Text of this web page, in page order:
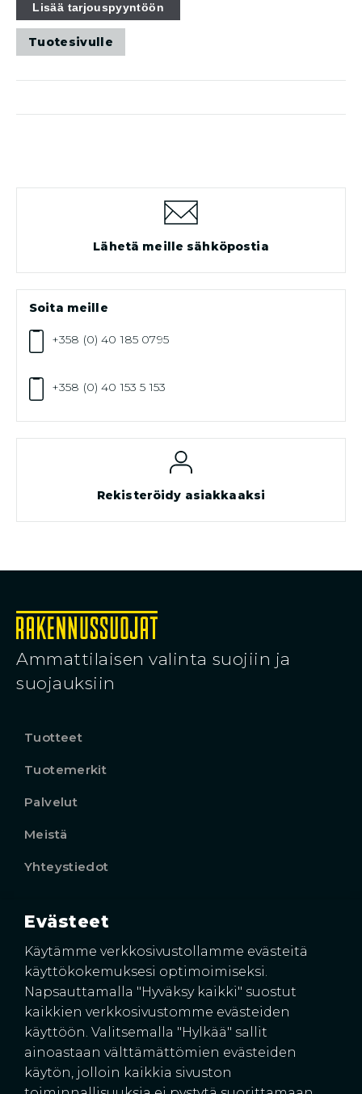
Lisää tarjouspyyntöön
Tuotesivulle
Lähetä meille sähköpostia
Soita meille
+358 (0) 40 185 0795
+358 (0) 40 153 5 153
Rekisteröidy asiakkaaksi
Ammattilaisen valinta suojiin ja
suojauksiin
Tuotteet
Tuotemerkit
Palvelut
Meistä
Yhteystiedot
Käyntiosoite
Harkkoraudantie 4
00700 HELSINKI
Evästeet
Käytämme verkkosivustollamme evästeitä
käyttökokemuksesi optimoimiseksi.
Napsauttamalla "Hyväksy kaikki" suostut
kaikkien verkkosivustomme evästeiden
käyttöön. Valitsemalla "Hylkää" sallit
ainoastaan välttämättömien evästeiden
käytön, jolloin kaikkia sivuston